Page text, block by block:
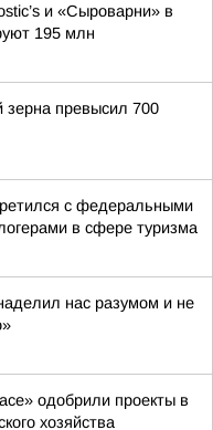
и «Сыроварни» в
195 млн
превысил 700
с федеральными
в сфере туризма
нас разумом и не
одобрили проекты в
хозяйства